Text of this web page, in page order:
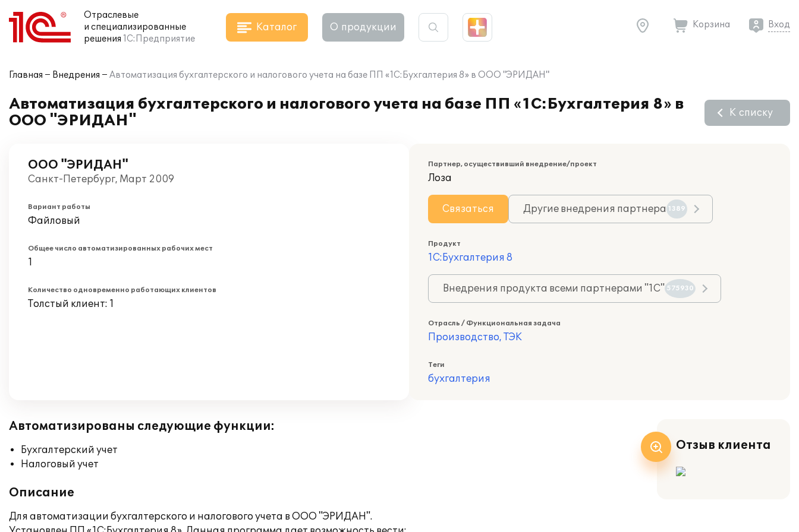
Отраслевые
и специализированные
решения 1С:Предприятие
Каталог О продукции Корзина Вход
Главная Внедрения Автоматизация бухгалтерского и налогового учета на базе ПП «1С:Бухгалтерия 8» в ООО "ЭРИДАН"
Автоматизация бухгалтерского и налогового учета на базе ПП «1С:Бухгалтерия 8» в
ООО "ЭРИДАН"
К списку
ООО "ЭРИДАН"
Санкт-Петербург, Март 2009
Вариант работы
Файловый
Общее число автоматизированных рабочих мест
1
Количество одновременно работающих клиентов
Толстый клиент: 1
Партнер, осуществивший внедрение/проект
Лоза
Связаться Другие внедрения партнера 1389
Продукт
1С:Бухгалтерия 8
Внедрения продукта всеми партнерами "1С" 575930
Отрасль / Функциональная задача
Производство, ТЭК
Теги
бухгалтерия
Автоматизированы следующие функции:
Бухгалтерский учет
Налоговый учет
Описание
Для автоматизации бухгалтерского и налогового учета в ООО "ЭРИДАН".
Отзыв клиента